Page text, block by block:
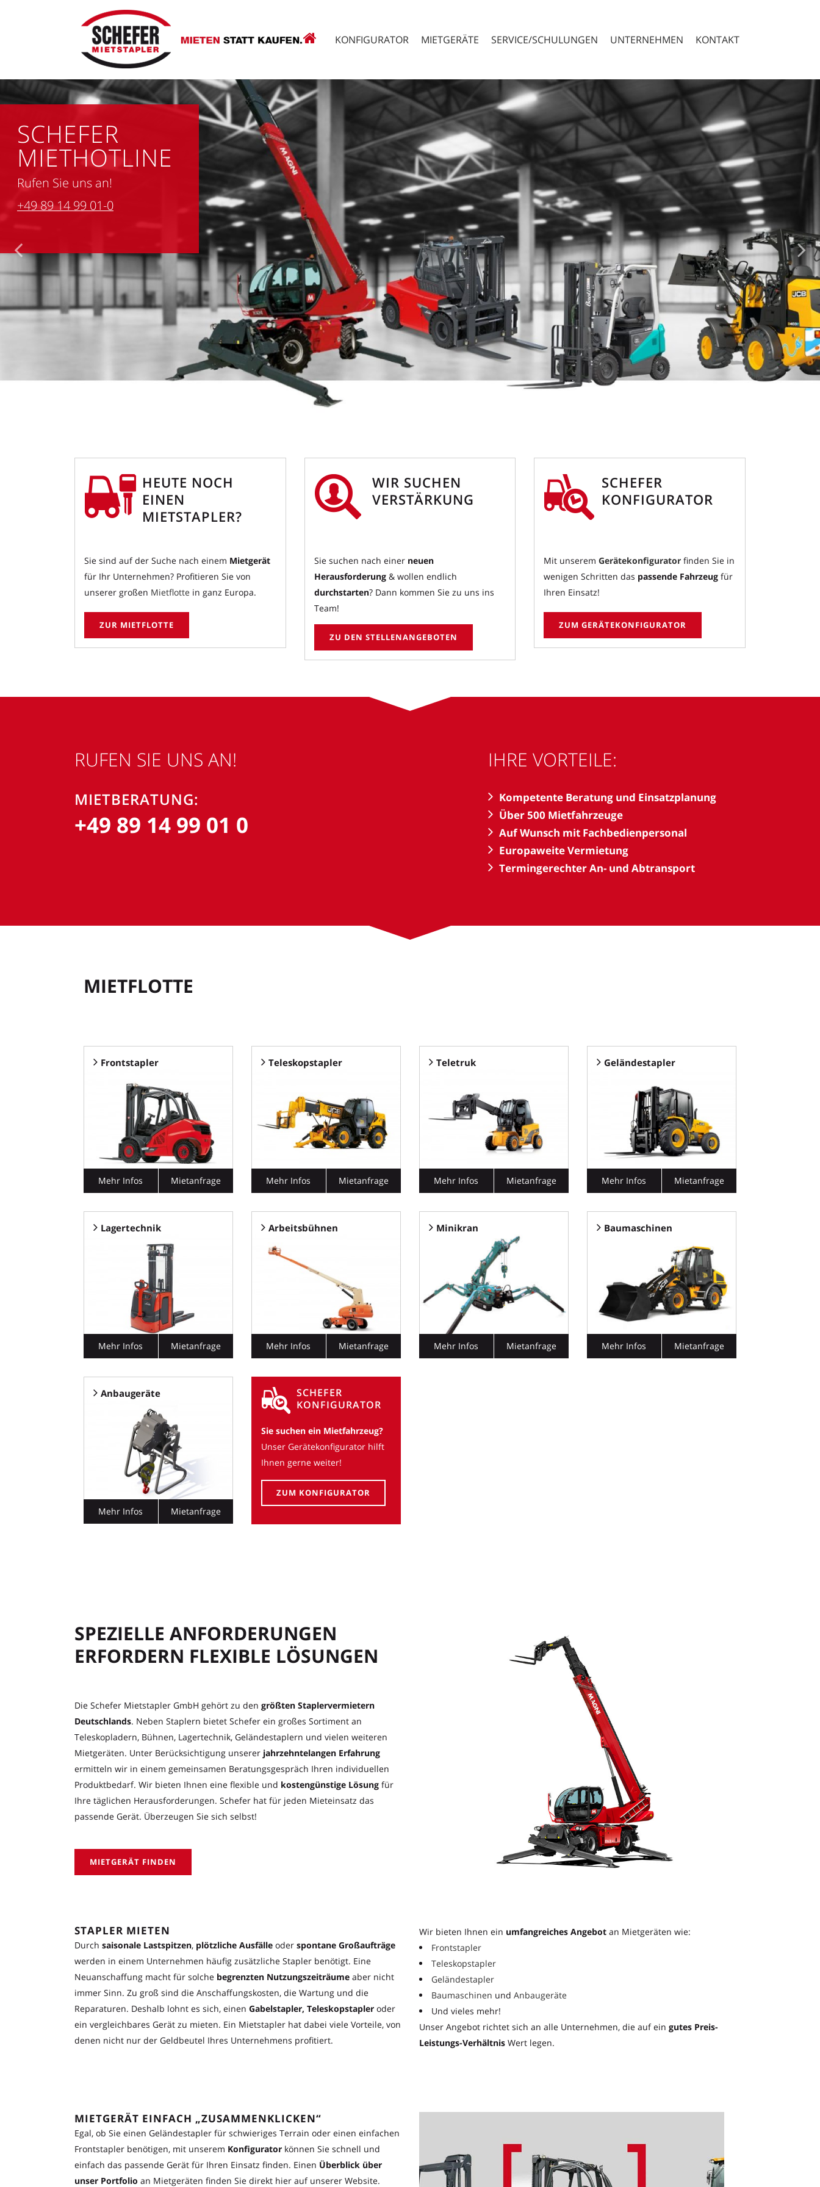
KONFIGURATOR MIETGERÄTE SERVICE/SCHULUNGEN UNTERNEHMEN KONTAKT
SCHEFER
MIETHOTLINE
Rufen Sie uns an!
+49 89 14 99 01-0
HEUTE NOCH
EINEN
MIETSTAPLER?
Sie sind auf der Suche nach einem Mietgerät
für Ihr Unternehmen? Profitieren Sie von
unserer großen Mietflotte in ganz Europa.
ZUR MIETFLOTTE
WIR SUCHEN
VERSTÄRKUNG
Sie suchen nach einer neuen
Herausforderung & wollen endlich
durchstarten? Dann kommen Sie zu uns ins
Team!
ZU DEN STELLENANGEBOTEN
SCHEFER
KONFIGURATOR
Mit unseremGerätekonfigurator finden Sie in
wenigen Schritten das passende Fahrzeug für
Ihren Einsatz!
ZUM GERÄTEKONFIGURATOR
RUFEN SIE UNS AN!
MIETBERATUNG:
+49 89 14 99 01 0
IHRE VORTEILE:
Kompetente Beratung und Einsatzplanung
Über 500 Mietfahrzeuge
Auf Wunsch mit Fachbedienpersonal
Europaweite Vermietung
Termingerechter An- und Abtransport
MIETFLOTTE
Frontstapler
Mehr Infos Mietanfrage
Teleskopstapler
Mehr Infos Mietanfrage
Teletruk
Mehr Infos Mietanfrage
Geländestapler
Mehr Infos Mietanfrage
Lagertechnik
Mehr Infos Mietanfrage
Arbeitsbühnen
Mehr Infos Mietanfrage
Minikran
Mehr Infos Mietanfrage
Baumaschinen
Mehr Infos Mietanfrage
Anbaugeräte
Mehr Infos Mietanfrage
SCHEFER
KONFIGURATOR
Sie suchen ein Mietfahrzeug?
Unser Gerätekonfigurator hilft
Ihnen gerne weiter!
ZUM KONFIGURATOR
SPEZIELLE ANFORDERUNGEN
ERFORDERN FLEXIBLE LÖSUNGEN
Die Schefer Mietstapler GmbH gehört zu den größten Staplervermietern
Deutschlands. Neben Staplern bietet Schefer ein großes Sortiment an
Teleskopladern, Bühnen, Lagertechnik, Geländestaplern und vielen weiteren
Mietgeräten. Unter Berücksichtigung unserer jahrzehntelangen Erfahrung
ermitteln wir in einem gemeinsamen Beratungsgespräch Ihren individuellen
Produktbedarf. Wir bieten Ihnen eine flexible und kostengünstige Lösung für
Ihre täglichen Herausforderungen. Schefer hat für jeden Mieteinsatz das
passende Gerät. Überzeugen Sie sich selbst!
MIETGERÄT FINDEN
STAPLER MIETEN
Durch saisonale Lastspitzen, plötzliche Ausfälle oder spontane Großaufträge
werden in einem Unternehmen häufig zusätzliche Stapler benötigt. Eine
Neuanschaffung macht für solche begrenzten Nutzungszeiträume aber nicht
immer Sinn. Zu groß sind die Anschaffungskosten, die Wartung und die
Reparaturen. Deshalb lohnt es sich, einen Gabelstapler, Teleskopstapler oder
ein vergleichbares Gerät zu mieten. Ein Mietstapler hat dabei viele Vorteile, von
denen nicht nur der Geldbeutel Ihres Unternehmens profitiert.
Wir bieten Ihnen ein umfangreiches Angebot an Mietgeräten wie:
Frontstapler
Teleskopstapler
Geländestapler
Baumaschinen und Anbaugeräte
Und vieles mehr!
Unser Angebot richtet sich an alle Unternehmen, die auf ein gutes Preis-
Leistungs-Verhältnis Wert legen.
MIETGERÄT EINFACH „ZUSAMMENKLICKEN“
Egal, ob Sie einen Geländestapler für schwieriges Terrain oder einen einfachen
Frontstapler benötigen, mit unserem Konfigurator können Sie schnell und
einfach das passende Gerät für Ihren Einsatz finden. Einen Überblick über
unser Portfolio an Mietgeräten finden Sie direkt hier auf unserer Website.